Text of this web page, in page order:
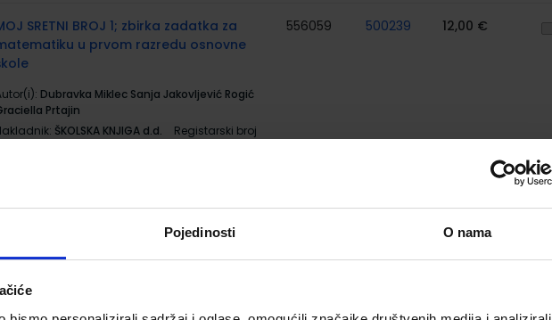
Pojedinosti O nama
SRETNI BROJ 1; zbirka zadatka za
u prvom razredu osnovne
Dubravka Miklec Sanja Jakovljević Rogić
Prtajin
ŠKOLSKA KNJIGA d.d.
Registarski broj
556059 500239 12,00 €
u prvom razredu osnovne
Sanja Jakovljević Rodić Dubravka Miklec
ministarstva:
6123-DOM3